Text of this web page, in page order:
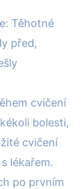
Těhotné
před,
cvičení
bolesti,
cvičení
lékařem.
po prvním